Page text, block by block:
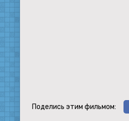
Поделись этим фильмом: